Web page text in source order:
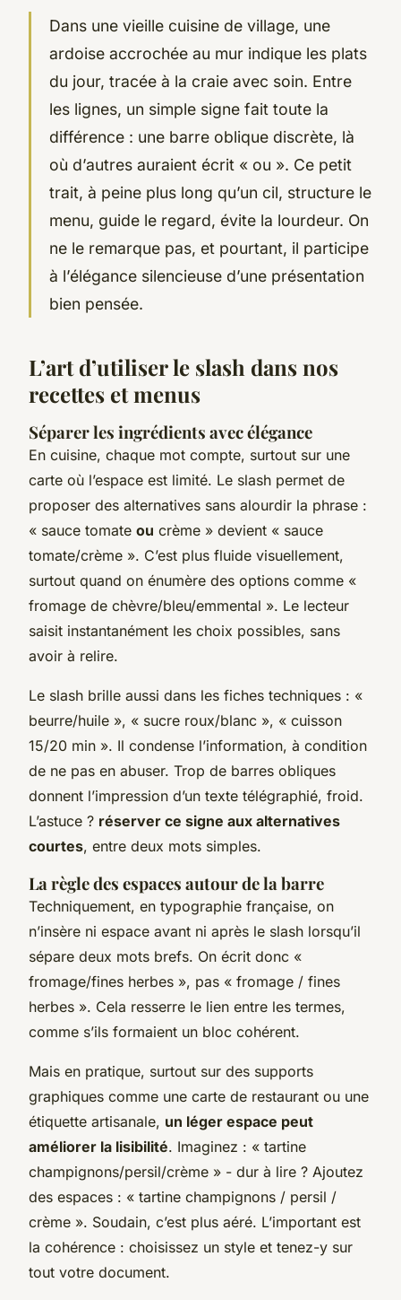
Dans une vieille cuisine de village, une
ardoise accrochée au mur indique les plats
du jour, tracée à la craie avec soin. Entre
les lignes, un simple signe fait toute la
différence : une barre oblique discrète, là
où d’autres auraient écrit « ou ». Ce petit
trait, à peine plus long qu’un cil, structure le
menu, guide le regard, évite la lourdeur. On
ne le remarque pas, et pourtant, il participe
à l’élégance silencieuse d’une présentation
bien pensée.
L’art d’utiliser le slash dans nos
recettes et menus
Séparer les ingrédients avec élégance
En cuisine, chaque mot compte, surtout sur une
carte où l’espace est limité. Le slash permet de
proposer des alternatives sans alourdir la phrase :
« sauce tomate ou crème » devient « sauce
tomate/crème ». C’est plus fluide visuellement,
surtout quand on énumère des options comme «
fromage de chèvre/bleu/emmental ». Le lecteur
saisit instantanément les choix possibles, sans
avoir à relire.
Le slash brille aussi dans les fiches techniques : «
beurre/huile », « sucre roux/blanc », « cuisson
15/20 min ». Il condense l’information, à condition
de ne pas en abuser. Trop de barres obliques
donnent l’impression d’un texte télégraphié, froid.
L’astuce ? réserver ce signe aux alternatives
courtes, entre deux mots simples.
La règle des espaces autour de la barre
Techniquement, en typographie française, on
n’insère ni espace avant ni après le slash lorsqu’il
sépare deux mots brefs. On écrit donc «
fromage/fines herbes », pas « fromage / fines
herbes ». Cela resserre le lien entre les termes,
comme s’ils formaient un bloc cohérent.
Mais en pratique, surtout sur des supports
graphiques comme une carte de restaurant ou une
étiquette artisanale, un léger espace peut
améliorer la lisibilité. Imaginez : « tartine
champignons/persil/crème » - dur à lire ? Ajoutez
des espaces : « tartine champignons / persil /
crème ». Soudain, c’est plus aéré. L’important est
la cohérence : choisissez un style et tenez-y sur
tout votre document.